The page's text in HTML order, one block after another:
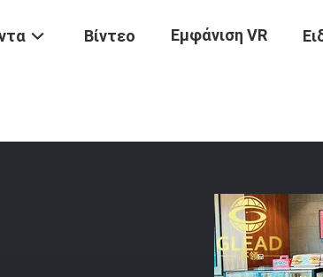
Βίντεο Εμφάνιση VR
Ψηφιακό Έλεγχο Θερμοκρασίας Μεγάλη